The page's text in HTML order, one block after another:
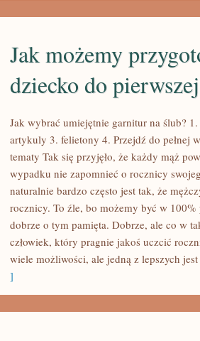
PRZYGOTOWAĆ
Jak możemy
dziecko do
Jak wybrać umiejętnie garnitur na ślub?
artykuly 3. felietony 4. Przejdź do pełnej
tematy Tak się przyjęło, że każdy mąż
wypadku nie zapomnieć o rocznicy
naturalnie bardzo często jest tak, że
rocznicy. To źle, bo możemy być w
dobrze o tym pamięta. Dobrze, ale co w
człowiek, który pragnie jakoś uczcić
wiele możliwości, ale jedną z lepszych
]